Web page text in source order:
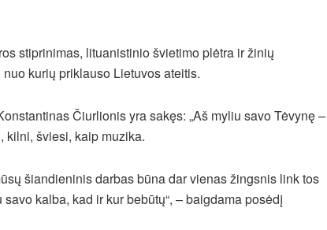
stiprinimas, lituanistinio švietimo plėtra ir žinių
kurių priklauso Lietuvos ateitis.
Čiurlionis yra sakęs: „Aš myliu savo Tėvynę –
kilni, šviesi, kaip muzika.
šiandieninis darbas būna dar vienas žingsnis link tos
kalba, kad ir kur bebūtų“, – baigdama posėdį